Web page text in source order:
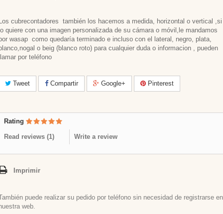
cubrecontadores también los hacemos a medida, horizontal o vertical ,si
quiere con una imagen personalizada de su cámara o móvil,le mandamos
wasap como quedaría terminado e incluso con el lateral, negro, plata,
o beig (blanco roto) para cualquier duda o informacion , pueden
por teléfono
Tweet Compartir Google+ Pinterest
Rating
Read reviews (1) Write a review
Imprimir
puede realizar su pedido por teléfono sin necesidad de registrarse en
web.